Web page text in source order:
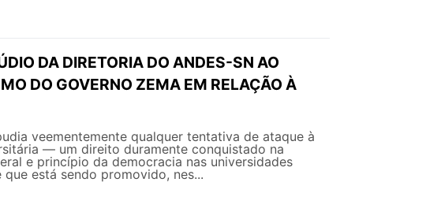
DA DIRETORIA DO ANDES-SN AO
DO GOVERNO ZEMA EM RELAÇÃO À
veementemente qualquer tentativa de ataque à
— um direito duramente conquistado na
e princípio da democracia nas universidades
que está sendo promovido, nes...